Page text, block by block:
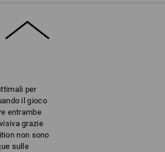
per
il gioco
entrambe
grazie
non sono
sulle